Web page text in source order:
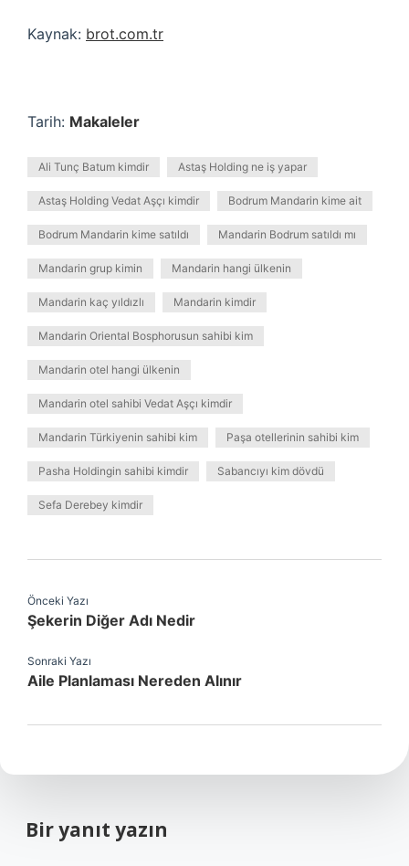
Kaynak: brot.com.tr
Tarih: Makaleler
Ali Tunç Batum kimdir Astaş Holding ne iş yapar
Astaş Holding Vedat Aşçı kimdir Bodrum Mandarin kime ait
Bodrum Mandarin kime satıldı Mandarin Bodrum satıldı mı
Mandarin grup kimin Mandarin hangi ülkenin
Mandarin kaç yıldızlı Mandarin kimdir
Mandarin Oriental Bosphorusun sahibi kim
Mandarin otel hangi ülkenin
Mandarin otel sahibi Vedat Aşçı kimdir
Mandarin Türkiyenin sahibi kim Paşa otellerinin sahibi kim
Pasha Holdingin sahibi kimdir Sabancıyı kim dövdü
Sefa Derebey kimdir
Önceki Yazı
Şekerin Diğer Adı Nedir
Sonraki Yazı
Aile Planlaması Nereden Alınır
Bir yanıt yazın